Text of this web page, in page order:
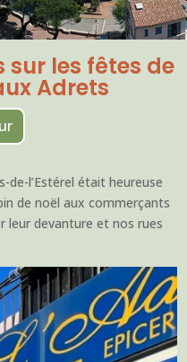
sur les fêtes de
Adrets
de-l’Estérel était heureuse
de noël aux commerçants
leur devanture et nos rues